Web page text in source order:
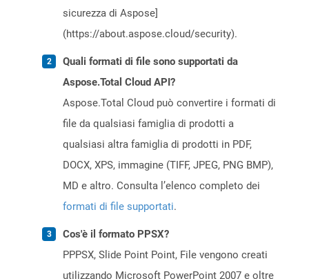
sicurezza di Aspose]
(https://about.aspose.cloud/security).
Quali formati di file sono supportati da
Aspose.Total Cloud API?
Aspose.Total Cloud può convertire i formati di
file da qualsiasi famiglia di prodotti a
qualsiasi altra famiglia di prodotti in PDF,
DOCX, XPS, immagine (TIFF, JPEG, PNG BMP),
MD e altro. Consulta l’elenco completo dei
formati di file supportati.
Cos'è il formato PPSX?
PPPSX, Slide Point Point, File vengono creati
utilizzando Microsoft PowerPoint 2007 e oltre